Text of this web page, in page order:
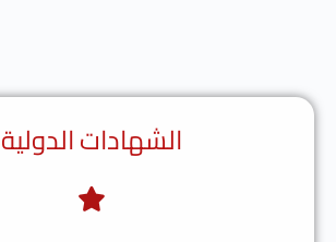
الشهادات الدولية